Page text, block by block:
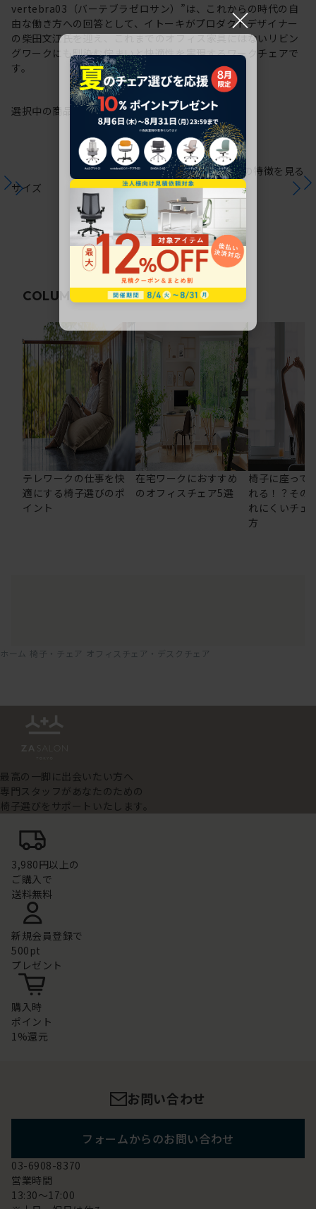
vertebra03（バーテブラゼロサン）”は、これからの時代の自
由な働き方への回答として、イトーキがプロダクトデザイナー
の柴田文江氏を迎え、これまでのオフィス家具にはないリビン
グワークにも馴染む佇まいと快適性を実現するワークチェアで
す。
選択中の商品情報保証注意事項
サイズ
シリーズの特徴を見る
COLUMN 関連コラム
テレワークの仕事を快
適にする椅子選びのポ
イント
在宅ワークにおすすめ
のオフィスチェア5選
椅子に座って
れる！？その
れにくいチェ
方
ホーム 椅子・チェア オフィスチェア・デスクチェア
最高の一脚に出会いたい方へ
専門スタッフがあなたのための
椅子選びをサポートいたします。
3,980円以上の
ご購入で
送料無料
新規会員登録で
500pt
プレゼント
購入時
ポイント
1%還元
お問い合わせ
フォームからのお問い合わせ
03-6908-8370
営業時間
13:30～17:00
×